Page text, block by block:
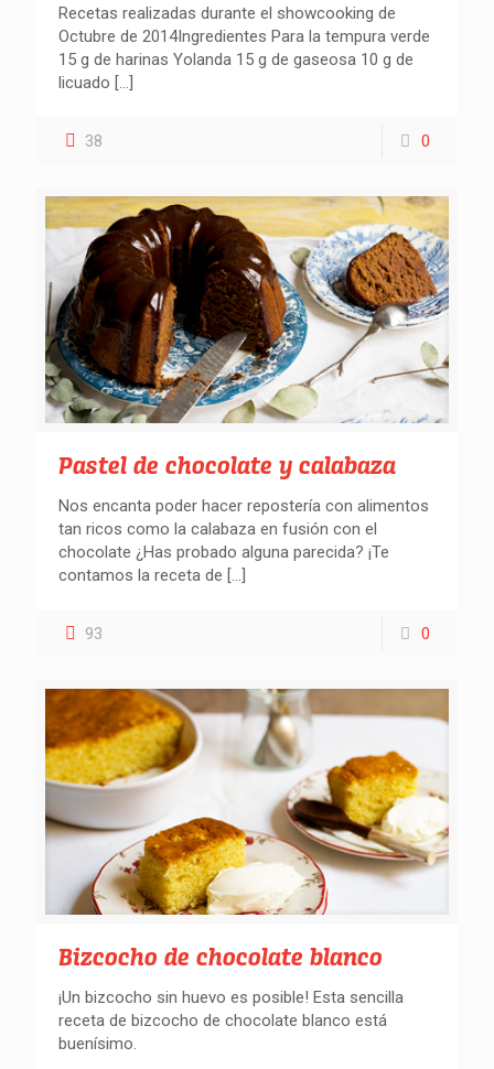
Recetas realizadas durante el showcooking de
Octubre de 2014Ingredientes Para la tempura verde
15 g de harinas Yolanda 15 g de gaseosa 10 g de
licuado […]
38 0
Pastel de chocolate y calabaza
Nos encanta poder hacer repostería con alimentos
tan ricos como la calabaza en fusión con el
chocolate ¿Has probado alguna parecida? ¡Te
contamos la receta de […]
93 0
Bizcocho de chocolate blanco
¡Un bizcocho sin huevo es posible! Esta sencilla
receta de bizcocho de chocolate blanco está
buenísimo.